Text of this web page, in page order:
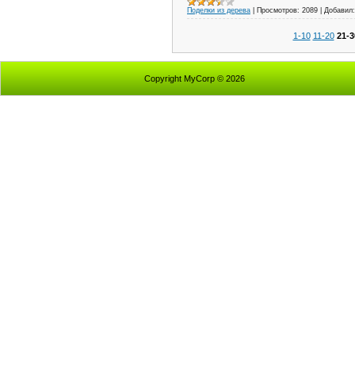
Поделки из дерева Просмотров: 2089 Добавил:
1-10 11-20 21-
Copyright MyCorp © 2026